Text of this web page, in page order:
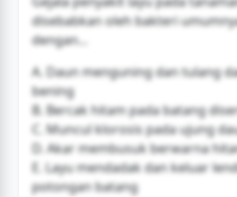
disebabkan oleh bakteri
dengan...
A. Daun menguning dan tulang
bening
B. Bercak hitam pada batang
C. Muncul klorosis pada ujung
D. Akar membusuk berwarna
E. Layu mendadak dan keluar
potongan batang